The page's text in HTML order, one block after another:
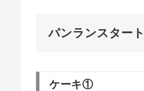
パンランスタート
ケーキ①